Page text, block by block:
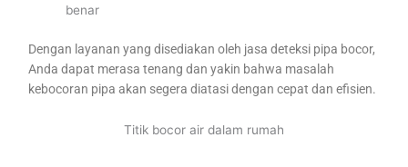
benar
Dengan layanan yang disediakan oleh jasa deteksi pipa bocor,
Anda dapat merasa tenang dan yakin bahwa masalah
kebocoran pipa akan segera diatasi dengan cepat dan efisien.
Titik bocor air dalam rumah